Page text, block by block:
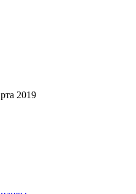
2019